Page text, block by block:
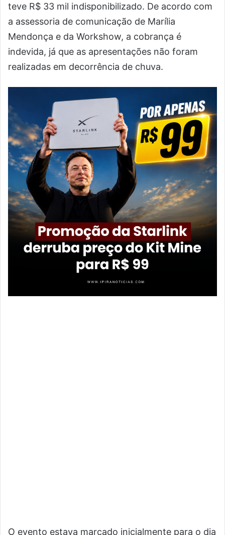
teve R$ 33 mil indisponibilizado. De acordo com
a assessoria de comunicação de Marília
Mendonça e da Workshow, a cobrança é
indevida, já que as apresentações não foram
realizadas em decorrência de chuva.
O evento estava marcado inicialmente para o dia